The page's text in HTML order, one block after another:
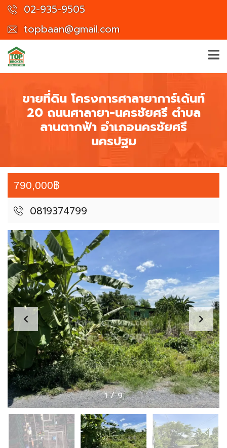
02-935-9505
topbaan@gmail.com
ขายที่ดิน โครงการศาลายาการ์เด้นท์
20 ถนนศาลายา-นครชัยศรี ตำบล
ลานตากฟ้า อำเภอนครชัยศรี
นครปฐม
790,000฿
0819374799
1/9